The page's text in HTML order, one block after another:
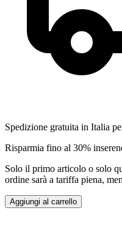
Spedizione gratuita in Italia
Risparmia fino al 30%
Solo il primo articolo o solo
ordine sarà a tariffa piena,
Aggiungi al carrello